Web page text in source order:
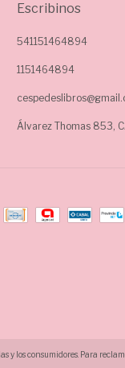
Escribinos
541151464894
1151464894
Álvarez Thomas 853,
y los consumidores. Para